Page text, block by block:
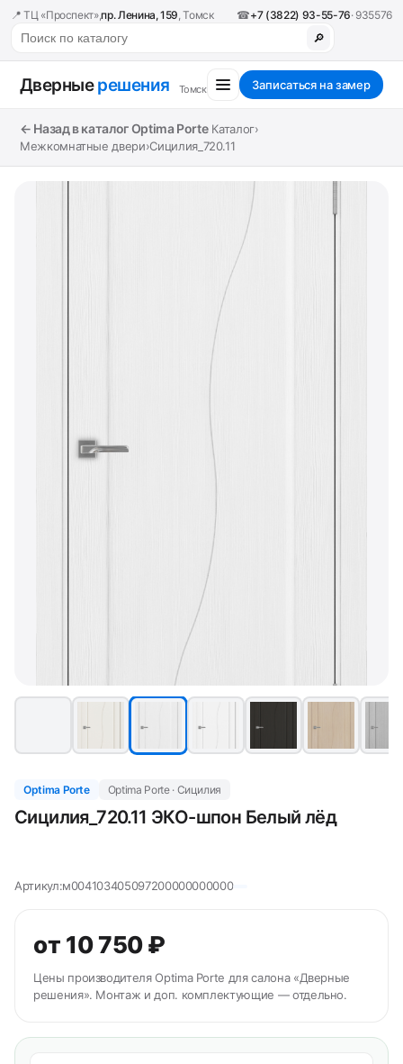
📍 ТЦ «Проспект»,пр. Ленина, 159, Томск ☎+7 (3822) 93-55-76· 935576
🔎
Дверныерешения Томск Записаться на замер
← Назад в каталог Optima Porte Каталог›
Межкомнатные двери›Сицилия_720.11
Optima Porte Optima Porte · Сицилия
Сицилия_720.11 ЭКО-шпон Белый лёд
Артикул:м004103405097200000000000
от 10 750 ₽
Цены производителя Optima Porte для салона «Дверные
решения». Монтаж и доп. комплектующие — отдельно.